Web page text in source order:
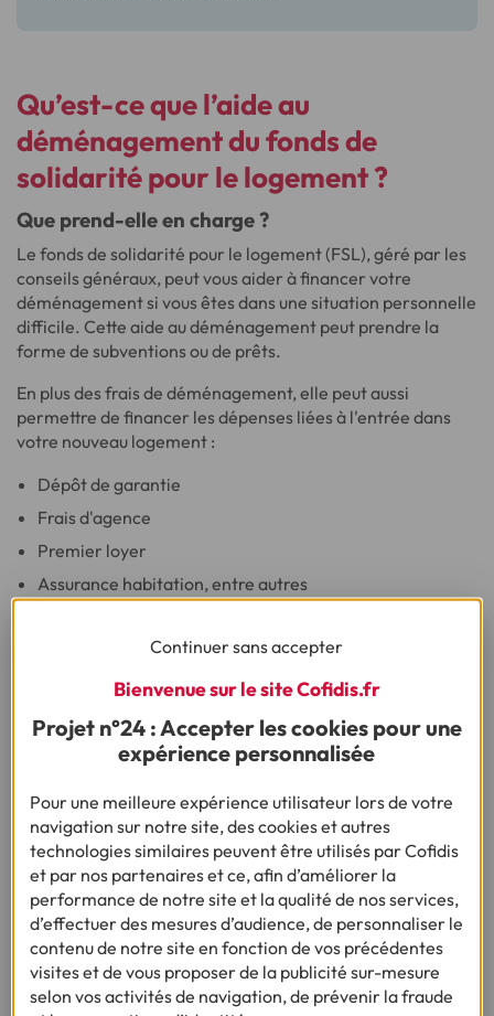
Qu’est-ce que l’aide au
déménagement du fonds de
solidarité pour le logement ?
Que prend-elle en charge ?
Le fonds de solidarité pour le logement (FSL), géré par les
conseils généraux, peut vous aider à financer votre
déménagement si vous êtes dans une situation personnelle
difficile. Cette aide au déménagement peut prendre la
forme de subventions ou de prêts.
En plus des frais de déménagement, elle peut aussi
permettre de financer les dépenses liées à l'entrée dans
votre nouveau logement :
Dépôt de garantie
Frais d'agence
Premier loyer
Assurance habitation, entre autres
en fonction du niveau de ressources du demandeur. Il
souhaite appliquer. Les conditions d'obtention de cette
aide varient donc d'un département à l'autre.
Sous quelle forme est attribuée cette aide ?
Le fonds de solidarité pour le logement accorde deux
formes d’aide que sont une subvention ou un prêt.
Elle peut être attribuée aux personnes suivantes :
Locataire ou sous-locataire
Propriétaire occupant
Personne hébergée gratuitement
Résident de logement-foyer
Continuer sans accepter
Bienvenue sur le site Cofidis.fr
Projet n°24 : Accepter les cookies pour une
expérience personnalisée
Pour une meilleure expérience utilisateur lors de votre
navigation sur notre site, des cookies et autres
technologies similaires peuvent être utilisés par Cofidis
et par nos partenaires et ce, afin d’améliorer la
performance de notre site et la qualité de nos services,
d’effectuer des mesures d’audience, de personnaliser le
contenu de notre site en fonction de vos précédentes
visites et de vous proposer de la publicité sur-mesure
selon vos activités de navigation, de prévenir la fraude